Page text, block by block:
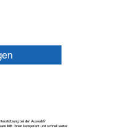
bei der Auswahl?
hilft Ihnen kompetent und schnell weiter.